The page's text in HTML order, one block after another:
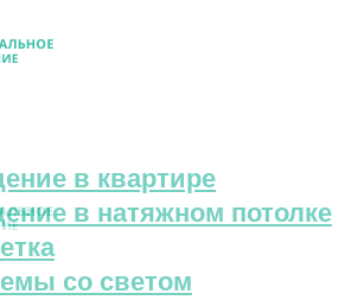
в квартире
в натяжном потолке
со светом